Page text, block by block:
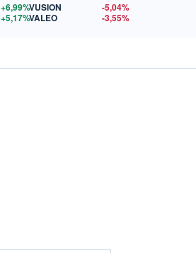
+6,99%
+5,17%
VUSION
-5,04%
VALEO
-3,55%